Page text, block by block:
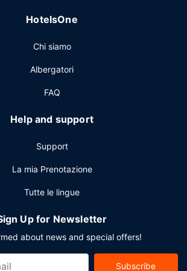
Stai pianificando un evento a Victoria?
congressi e 12 sale riunioni. Il un
HotelsOne
Chi siamo
Albergatori
FAQ
Help and support
Support
La mia Prenotazione
Tutte le lingue
Up for Newsletter
about news and special offers!
Subscribe